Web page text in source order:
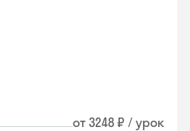
от 3248 ₽ / урок